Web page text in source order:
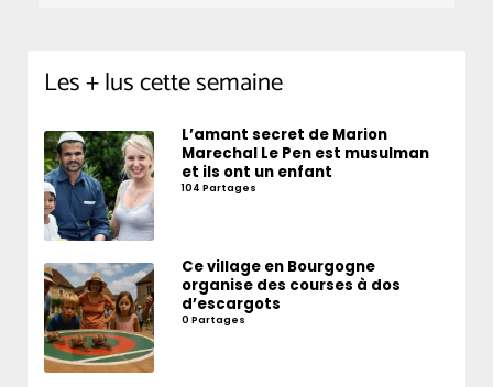
Les + lus cette semaine
L’amant secret de Marion
Marechal Le Pen est musulman
et ils ont un enfant
104 Partages
Ce village en Bourgogne
organise des courses à dos
d’escargots
0 Partages